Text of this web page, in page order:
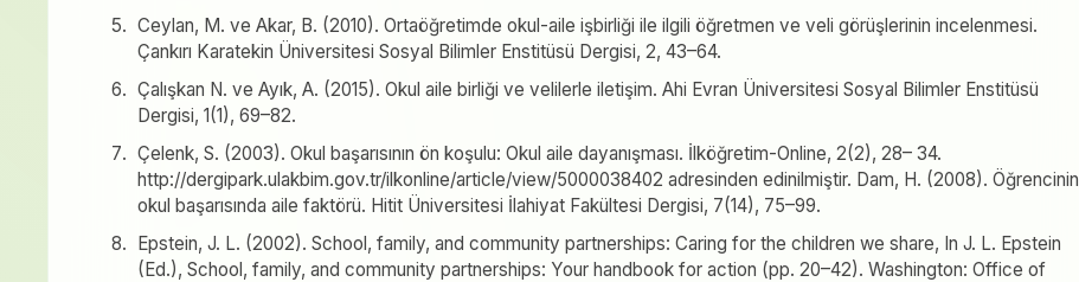
Ceylan, M. ve Akar, B. (2010). Ortaöğretimde okul-aile işbirliği ile ilgili öğretmen ve veli görüşlerinin incelenmesi.
Çankırı Karatekin Üniversitesi Sosyal Bilimler Enstitüsü Dergisi, 2, 43–64.
Çalışkan N. ve Ayık, A. (2015). Okul aile birliği ve velilerle iletişim. Ahi Evran Üniversitesi Sosyal Bilimler Enstitüsü
Dergisi, 1(1), 69–82.
Çelenk, S. (2003). Okul başarısının ön koşulu: Okul aile dayanışması. İlköğretim-Online, 2(2), 28– 34.
http://dergipark.ulakbim.gov.tr/ilkonline/article/view/5000038402 adresinden edinilmiştir. Dam, H. (2008). Öğrencinin
okul başarısında aile faktörü. Hitit Üniversitesi İlahiyat Fakültesi Dergisi, 7(14), 75–99.
Epstein, J. L. (2002). School, family, and community partnerships: Caring for the children we share, In J. L. Epstein
(Ed.), School, family, and community partnerships: Your handbook for action (pp. 20–42). Washington: Office of